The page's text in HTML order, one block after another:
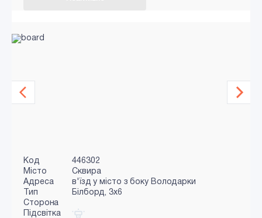
Код
446302
Місто
Сквира
Адреса
в'їзд у місто з боку Володарки
Тип
Білборд, 3x6
Сторона
Підсвітка